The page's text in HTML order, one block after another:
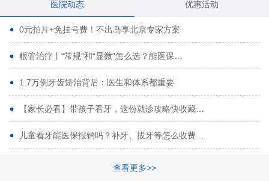
医院动态 优惠活动
0元拍片+免挂号费！不出岛享北京专家方案
根管治疗丨“常规”和“显微”怎么选？能医保…
1.7万例牙齿矫治背后：医生和体系都重要
【家长必看】带孩子看牙，这份就诊攻略快收藏…
儿童看牙能医保报销吗？补牙、拔牙等怎么收费…
查看更多>>